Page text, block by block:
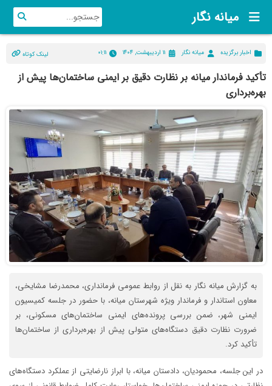
میانه نگار
اخبار برگزیده میانه نگار ۱۱ اردیبهشت, ۱۴۰۴ ۰۱:۱۱ لینک کوتاه
تأکید فرماندار میانه بر نظارت دقیق بر ایمنی ساختمان‌ها پیش از
بهره‌برداری
به گزارش میانه نگار به نقل از روابط عمومی فرمانداری، محمدرضا مشایخی،
معاون استاندار و فرماندار ویژه شهرستان میانه، با حضور در جلسه کمیسیون
ایمنی شهر، ضمن بررسی پرونده‌های ایمنی ساختمان‌های مسکونی، بر
ضرورت نظارت دقیق دستگاه‌های متولی پیش از بهره‌برداری از ساختمان‌ها
تأکید کرد.
در این جلسه، محمودیان، دادستان میانه، با ابراز نارضایتی از عملکرد دستگاه‌های